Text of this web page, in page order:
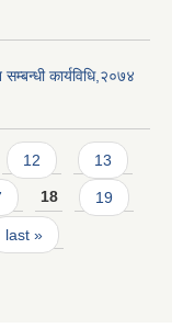
कार्यविधि,२०७४
12 13
18 19
last »